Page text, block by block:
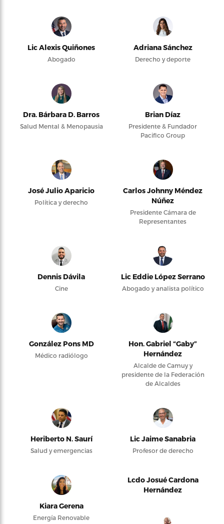
Lic Alexis Quiñones
Abogado
Adriana Sánchez
Derecho y deporte
Dra. Bárbara D. Barros
Salud Mental & Menopausia
Brian Díaz
Presidente & Fundador
Pacifico Group
José Julio Aparicio
Política y derecho
Carlos Johnny Méndez
Núñez
Presidente Cámara de
Representantes
Dennis Dávila
Cine
Lic Eddie López Serrano
Abogado y analista político
González Pons MD
Médico radiólogo
Hon. Gabriel “Gaby”
Hernández
Alcalde de Camuy y
presidente de la Federación
de Alcaldes
Heriberto N. Saurí
Salud y emergencias
Lic Jaime Sanabria
Profesor de derecho
Kiara Gerena
Energía Renovable
Lcdo Josué Cardona
Hernández